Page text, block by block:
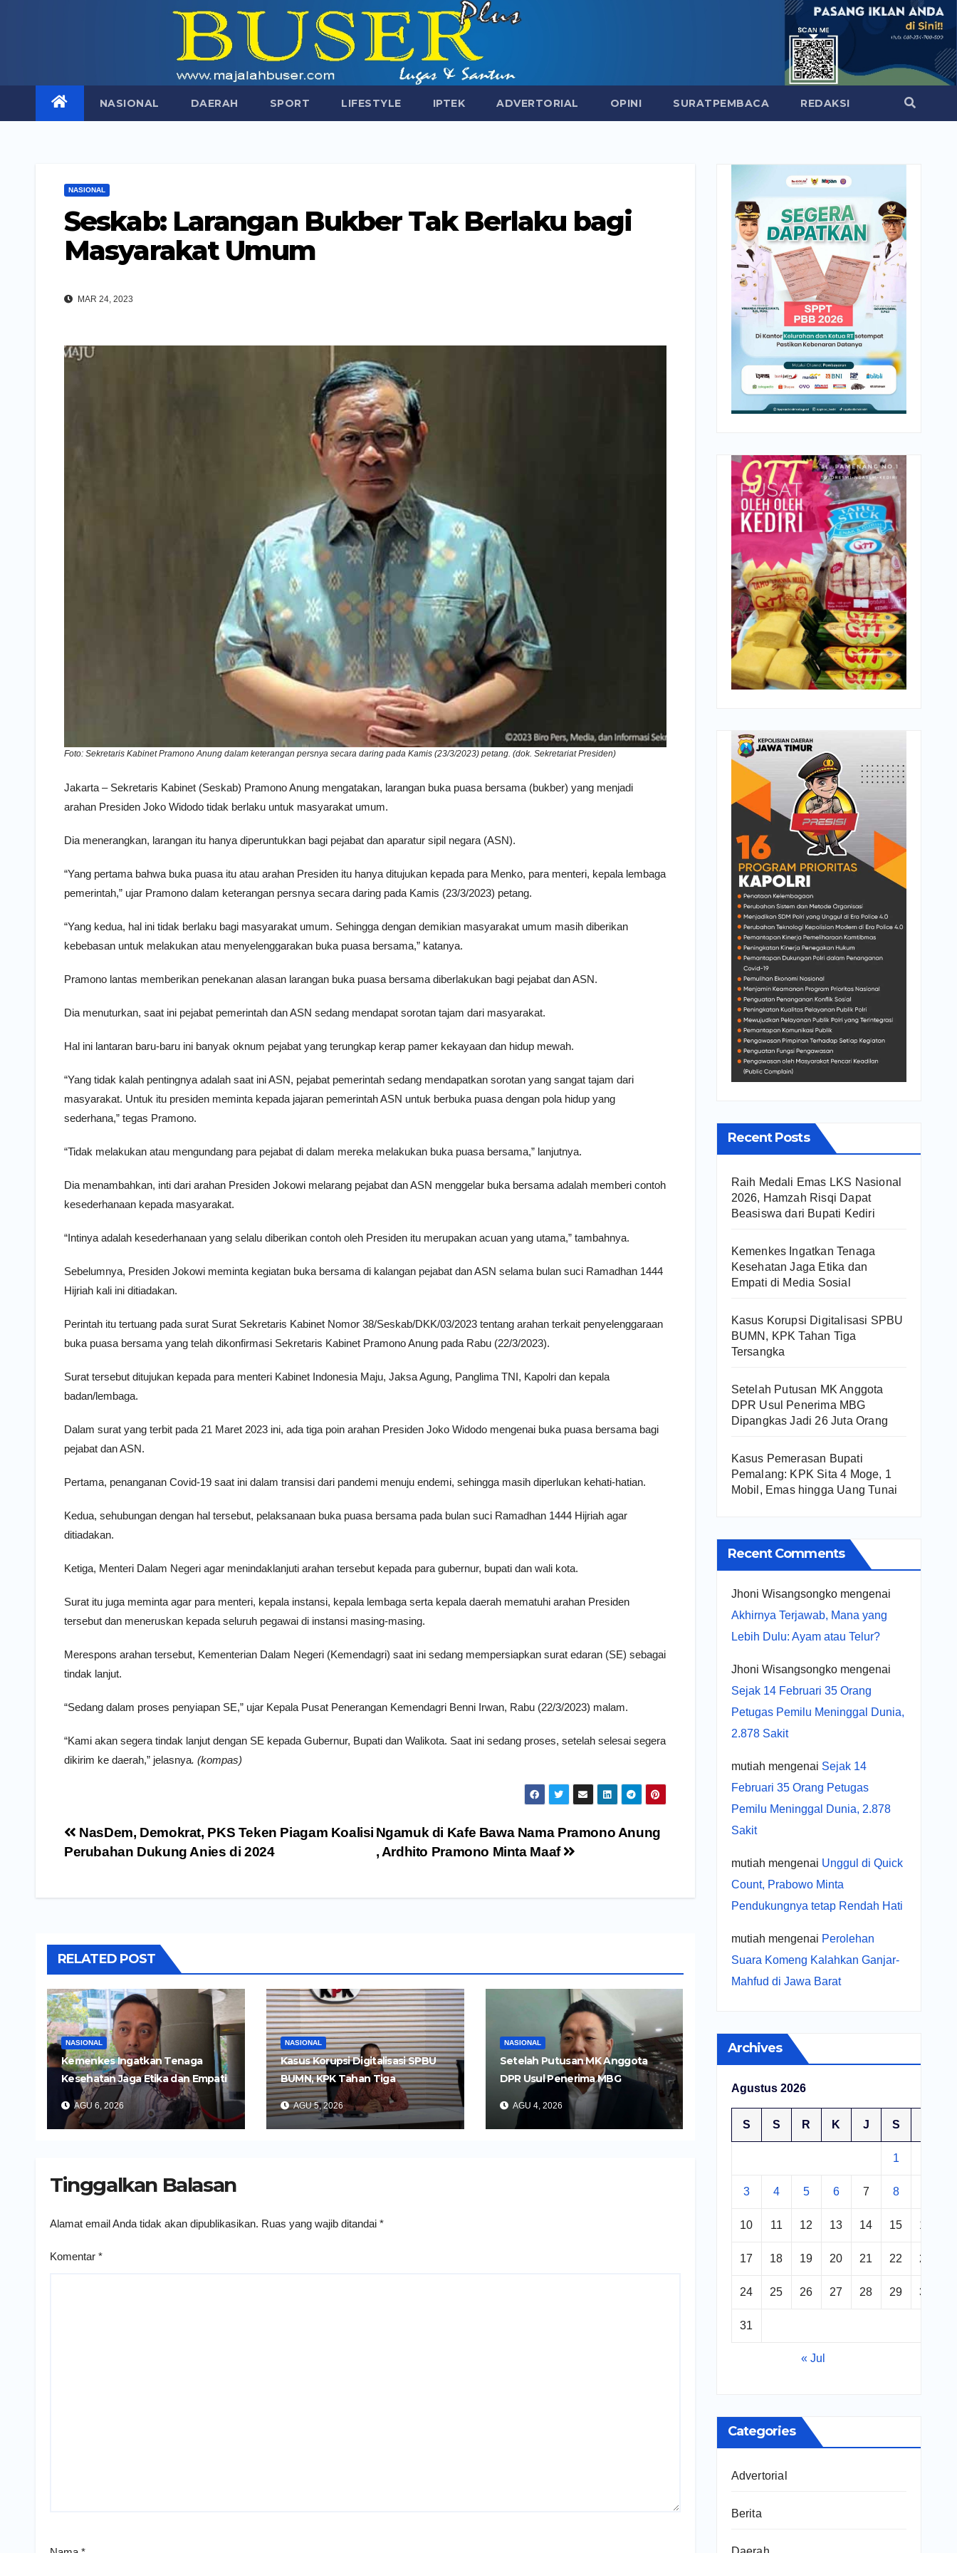
NASIONAL DAERAH SPORT LIFESTYLE IPTEK ADVERTORIAL OPINI SURATPEMBACA REDAKSI
NASIONAL
Seskab: Larangan Bukber Tak Berlaku bagi
Masyarakat Umum
MAR 24, 2023
Foto: Sekretaris Kabinet Pramono Anung dalam keterangan persnya secara daring pada Kamis (23/3/2023) petang. (dok. Sekretariat Presiden)
Jakarta – Sekretaris Kabinet (Seskab) Pramono Anung mengatakan, larangan buka puasa bersama (bukber) yang menjadi
arahan Presiden Joko Widodo tidak berlaku untuk masyarakat umum.
Dia menerangkan, larangan itu hanya diperuntukkan bagi pejabat dan aparatur sipil negara (ASN).
“Yang pertama bahwa buka puasa itu atau arahan Presiden itu hanya ditujukan kepada para Menko, para menteri, kepala lembaga
pemerintah,” ujar Pramono dalam keterangan persnya secara daring pada Kamis (23/3/2023) petang.
“Yang kedua, hal ini tidak berlaku bagi masyarakat umum. Sehingga dengan demikian masyarakat umum masih diberikan
kebebasan untuk melakukan atau menyelenggarakan buka puasa bersama,” katanya.
Pramono lantas memberikan penekanan alasan larangan buka puasa bersama diberlakukan bagi pejabat dan ASN.
Dia menuturkan, saat ini pejabat pemerintah dan ASN sedang mendapat sorotan tajam dari masyarakat.
Hal ini lantaran baru-baru ini banyak oknum pejabat yang terungkap kerap pamer kekayaan dan hidup mewah.
“Yang tidak kalah pentingnya adalah saat ini ASN, pejabat pemerintah sedang mendapatkan sorotan yang sangat tajam dari
masyarakat. Untuk itu presiden meminta kepada jajaran pemerintah ASN untuk berbuka puasa dengan pola hidup yang
sederhana,” tegas Pramono.
“Tidak melakukan atau mengundang para pejabat di dalam mereka melakukan buka puasa bersama,” lanjutnya.
Dia menambahkan, inti dari arahan Presiden Jokowi melarang pejabat dan ASN menggelar buka bersama adalah memberi contoh
kesederhanaan kepada masyarakat.
“Intinya adalah kesederhanaan yang selalu diberikan contoh oleh Presiden itu merupakan acuan yang utama,” tambahnya.
Sebelumnya, Presiden Jokowi meminta kegiatan buka bersama di kalangan pejabat dan ASN selama bulan suci Ramadhan 1444
Hijriah kali ini ditiadakan.
Perintah itu tertuang pada surat Surat Sekretaris Kabinet Nomor 38/Seskab/DKK/03/2023 tentang arahan terkait penyelenggaraan
buka puasa bersama yang telah dikonfirmasi Sekretaris Kabinet Pramono Anung pada Rabu (22/3/2023).
Surat tersebut ditujukan kepada para menteri Kabinet Indonesia Maju, Jaksa Agung, Panglima TNI, Kapolri dan kepala
badan/lembaga.
Dalam surat yang terbit pada 21 Maret 2023 ini, ada tiga poin arahan Presiden Joko Widodo mengenai buka puasa bersama bagi
pejabat dan ASN.
Pertama, penanganan Covid-19 saat ini dalam transisi dari pandemi menuju endemi, sehingga masih diperlukan kehati-hatian.
Kedua, sehubungan dengan hal tersebut, pelaksanaan buka puasa bersama pada bulan suci Ramadhan 1444 Hijriah agar
ditiadakan.
Ketiga, Menteri Dalam Negeri agar menindaklanjuti arahan tersebut kepada para gubernur, bupati dan wali kota.
Surat itu juga meminta agar para menteri, kepala instansi, kepala lembaga serta kepala daerah mematuhi arahan Presiden
tersebut dan meneruskan kepada seluruh pegawai di instansi masing-masing.
Merespons arahan tersebut, Kementerian Dalam Negeri (Kemendagri) saat ini sedang mempersiapkan surat edaran (SE) sebagai
tindak lanjut.
“Sedang dalam proses penyiapan SE,” ujar Kepala Pusat Penerangan Kemendagri Benni Irwan, Rabu (22/3/2023) malam.
“Kami akan segera tindak lanjut dengan SE kepada Gubernur, Bupati dan Walikota. Saat ini sedang proses, setelah selesai segera
dikirim ke daerah,” jelasnya. (kompas)
Navigasi
pos
Ngamuk di Kafe Bawa Nama Pramono Anung
, Ardhito Pramono Minta Maaf
NasDem, Demokrat, PKS Teken Piagam Koalisi
Perubahan Dukung Anies di 2024
RELATED POST
NASIONAL
Kemenkes Ingatkan Tenaga
Kesehatan Jaga Etika dan Empati
di Media Sosial
AGU 6, 2026
NASIONAL
Kasus Korupsi Digitalisasi SPBU
BUMN, KPK Tahan Tiga
Tersangka
AGU 5, 2026
NASIONAL
Setelah Putusan MK Anggota
DPR Usul Penerima MBG
Dipangkas Jadi 26 Juta Orang
AGU 4, 2026
Tinggalkan Balasan
Alamat email Anda tidak akan dipublikasikan. Ruas yang wajib ditandai *
Komentar *
Recent Posts
Raih Medali Emas LKS Nasional
2026, Hamzah Risqi Dapat
Beasiswa dari Bupati Kediri
Kemenkes Ingatkan Tenaga
Kesehatan Jaga Etika dan
Empati di Media Sosial
Kasus Korupsi Digitalisasi SPBU
BUMN, KPK Tahan Tiga
Tersangka
Setelah Putusan MK Anggota
DPR Usul Penerima MBG
Dipangkas Jadi 26 Juta Orang
Kasus Pemerasan Bupati
Pemalang: KPK Sita 4 Moge, 1
Mobil, Emas hingga Uang Tunai
Recent Comments
Jhoni Wisangsongkomengenai
Akhirnya Terjawab, Mana yang
Lebih Dulu: Ayam atau Telur?
Jhoni Wisangsongkomengenai
Sejak 14 Februari 35 Orang
Petugas Pemilu Meninggal Dunia,
2.878 Sakit
mutiah mengenai Sejak 14
Februari 35 Orang Petugas
Pemilu Meninggal Dunia, 2.878
Sakit
mutiah mengenai Unggul di Quick
Count, Prabowo Minta
Pendukungnya tetap Rendah Hati
mutiah mengenai Perolehan
Suara Komeng Kalahkan Ganjar-
Mahfud di Jawa Barat
Archives
Agustus 2026
S S R K J S
1
3 4 5 6 7 8
10 11 12 13 14 15 16
17 18 19 20 21 22 23
24 25 26 27 28 29 30
31
« Jul
Categories
Advertorial
Berita